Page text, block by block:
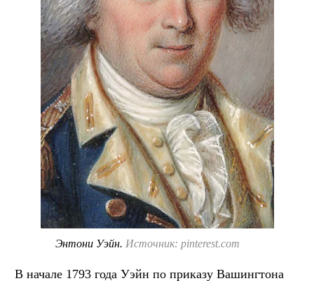
Энтони Уэйн. Источник: pinterest.com
В начале 1793 года Уэйн по приказу Вашингтона